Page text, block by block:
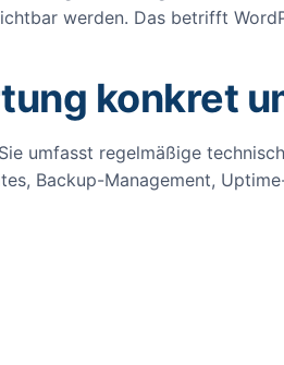
werden. Das betrifft
konkret
umfasst regelmäßige
Backup-Management,